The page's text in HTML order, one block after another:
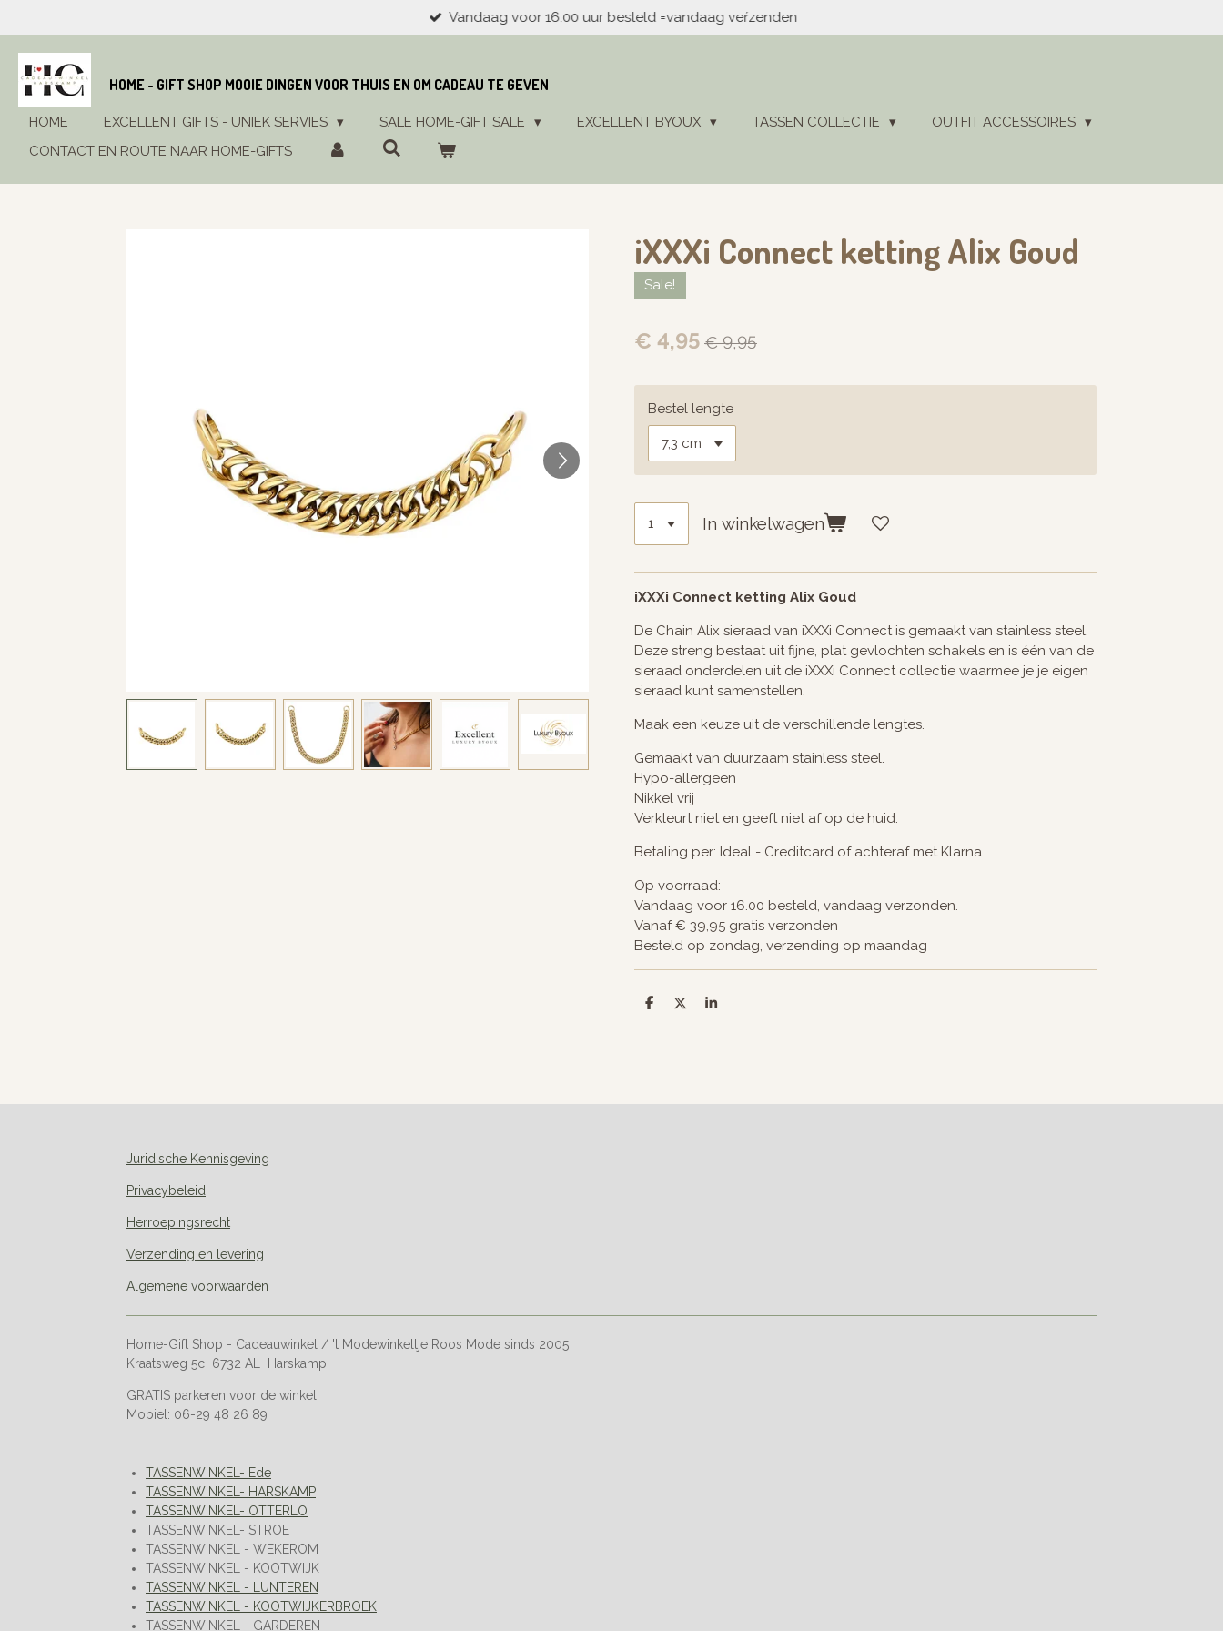
direct
naar
de
hoofdinhoud
Vandaag voor 16.00 uur besteld =vandaag veŕzenden
HOME - GIFT SHOP MOOIE DINGEN VOOR THUIS EN OM CADEAU TE GEVEN
HOME EXCELLENT GIFTS - UNIEK SERVIES SALE HOME-GIFT SALE EXCELLENT BYOUX TASSEN COLLECTIE
OUTFIT ACCESSOIRES
CONTACT EN ROUTE NAAR HOME-GIFTS
iXXXi Connect ketting Alix Goud
Sale!
€ 4,95 € 9,95
Bestel lengte
In winkelwagen
iXXXi Connect ketting Alix Goud
De Chain Alix sieraad van iXXXi Connect is gemaakt van stainless steel.
Deze streng bestaat uit fijne, plat gevlochten schakels en is één van de
sieraad onderdelen uit de iXXXi Connect collectie waarmee je je eigen
sieraad kunt samenstellen.
Maak een keuze uit de verschillende lengtes.
Gemaakt van duurzaam stainless steel.
Hypo-allergeen
Nikkel vrij
Verkleurt niet en geeft niet af op de huid.
Betaling per: Ideal - Creditcard of achteraf met Klarna
Op voorraad:
Vandaag voor 16.00 besteld, vandaag verzonden.
Vanaf € 39,95 gratis verzonden
Besteld op zondag, verzending op maandag
D
D
S
Juridische Kennisgeving
Privacybeleid
Herroepingsrecht
Verzending en levering
Algemene voorwaarden
Home-Gift Shop - Cadeauwinkel / 't Modewinkeltje Roos Mode sinds 2005
Kraatsweg 5c 6732 AL Harskamp
GRATIS parkeren voor de winkel
Mobiel: 06-29 48 26 89
TASSENWINKEL- Ede
TASSENWINKEL- HARSKAMP
TASSENWINKEL- OTTERLO
TASSENWINKEL- STROE
TASSENWINKEL - WEKEROM
TASSENWINKEL - KOOTWIJK
TASSENWINKEL - LUNTEREN
TASSENWINKEL - KOOTWIJKERBROEK
TASSENWINKEL - GARDEREN